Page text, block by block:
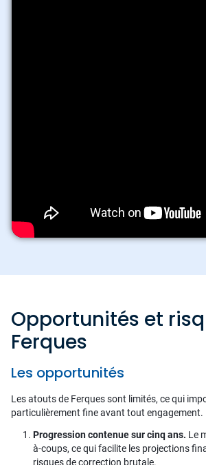
Opportunités et
Ferques
Les opportunités
Les atouts de Ferques sont limités, ce qui
particulièrement fine avant tout engagement.
Progression contenue sur cinq ans. Le
à-coups, ce qui facilite les projections
risques de correction brutale.